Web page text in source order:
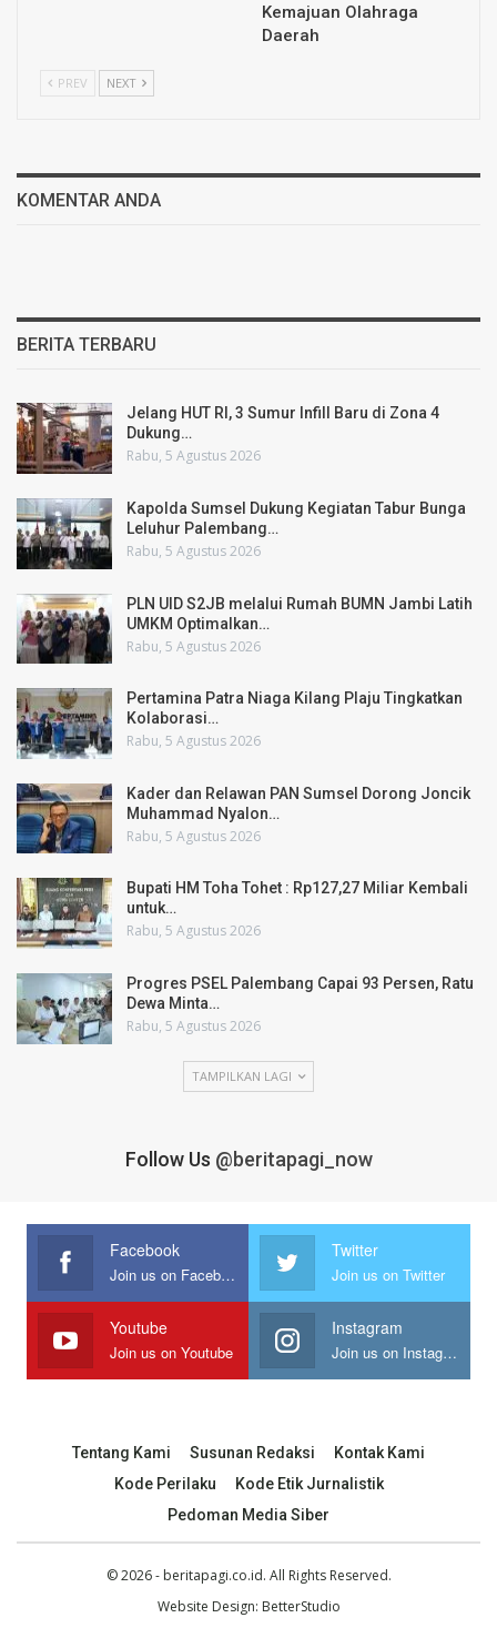
Kemajuan Olahraga
Daerah
PREV NEXT
KOMENTAR ANDA
BERITA TERBARU
Jelang HUT RI, 3 Sumur Infill Baru di Zona 4
Dukung…
Rabu, 5 Agustus 2026
Kapolda Sumsel Dukung Kegiatan Tabur Bunga
Leluhur Palembang…
Rabu, 5 Agustus 2026
PLN UID S2JB melalui Rumah BUMN Jambi Latih
UMKM Optimalkan…
Rabu, 5 Agustus 2026
Pertamina Patra Niaga Kilang Plaju Tingkatkan
Kolaborasi…
Rabu, 5 Agustus 2026
Kader dan Relawan PAN Sumsel Dorong Joncik
Muhammad Nyalon…
Rabu, 5 Agustus 2026
Bupati HM Toha Tohet : Rp127,27 Miliar Kembali
untuk…
Rabu, 5 Agustus 2026
Progres PSEL Palembang Capai 93 Persen, Ratu
Dewa Minta…
Rabu, 5 Agustus 2026
TAMPILKAN LAGI
Follow Us @beritapagi_now
Facebook
Join us on Facebook
Twitter
Join us on Twitter
Youtube
Join us on Youtube
Instagram
Join us on Instagram
Tentang Kami Susunan Redaksi
Kontak Kami
Kode Perilaku
Kode Etik Jurnalistik
Pedoman Media Siber
© 2026 - beritapagi.co.id. All Rights Reserved.
Website Design: BetterStudio